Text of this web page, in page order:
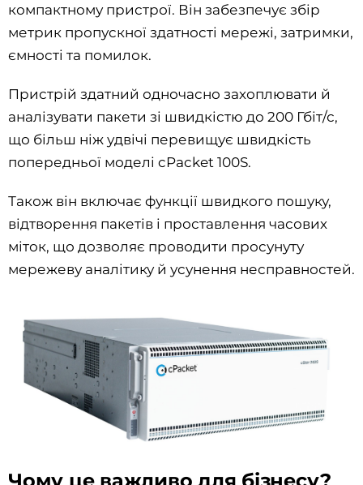
компактному пристрої. Він забезпечує збір
метрик пропускної здатності мережі, затримки,
ємності та помилок.
Пристрій здатний одночасно захоплювати й
аналізувати пакети зі швидкістю до 200 Гбіт/с,
що більш ніж удвічі перевищує швидкість
попередньої моделі cPacket 100S.
Також він включає функції швидкого пошуку,
відтворення пакетів і проставлення часових
міток, що дозволяє проводити просунуту
мережеву аналітику й усунення несправностей.
Чому це важливо для бізнесу?